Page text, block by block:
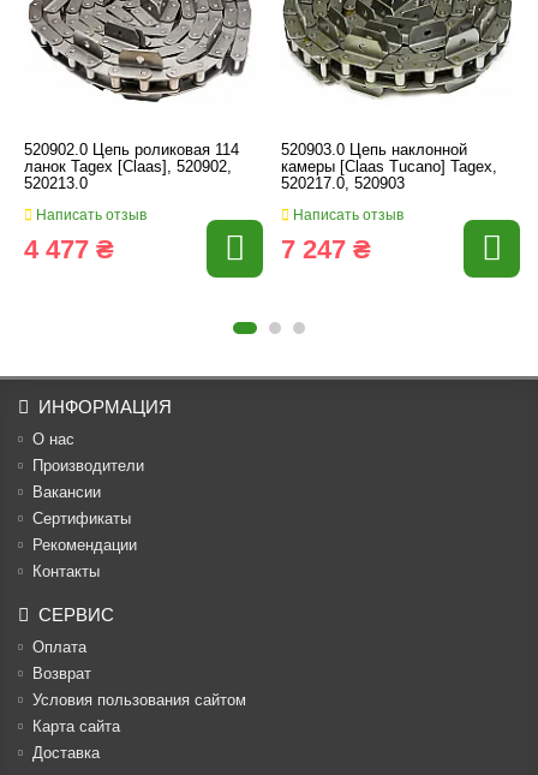
520902.0 Цепь роликовая 114
ланок Tagex [Claas], 520902,
520213.0
Написать отзыв
4 477 ₴
520903.0 Цепь наклонной
камеры [Claas Tucano] Tagex,
520217.0, 520903
Написать отзыв
7 247 ₴
ИНФОРМАЦИЯ
О нас
Производители
Вакансии
Cертификаты
Рекомендации
Контакты
СЕРВИС
Оплата
Возврат
Условия пользования сайтом
Карта сайта
Доставка